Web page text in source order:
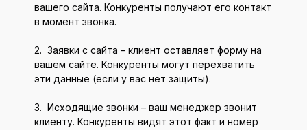
вашего сайта. Конкуренты получают его контакт
в момент звонка.
2. Заявки с сайта – клиент оставляет форму на
вашем сайте. Конкуренты могут перехватить
эти данные (если у вас нет защиты).
3. Исходящие звонки – ваш менеджер звонит
клиенту. Конкуренты видят этот факт и номер